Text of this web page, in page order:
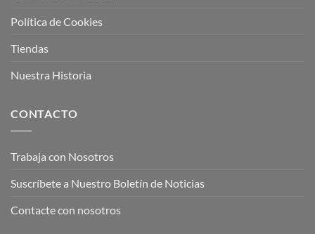
Política de Cookies
Tiendas
Nuestra Historia
CONTACTO
Trabaja con Nosotros
Suscríbete a Nuestro Boletín de Noticias
Contacte con nosotros